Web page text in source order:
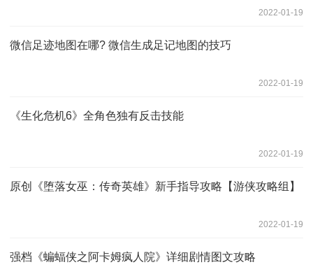
2022-01-19
微信足迹地图在哪? 微信生成足记地图的技巧
2022-01-19
《生化危机6》全角色独有反击技能
2022-01-19
原创《堕落女巫：传奇英雄》新手指导攻略【游侠攻略组】
2022-01-19
强档《蝙蝠侠之阿卡姆疯人院》详细剧情图文攻略